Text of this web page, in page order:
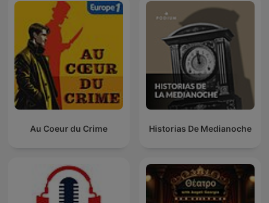
Au Coeur du Crime Historias De Medianoche